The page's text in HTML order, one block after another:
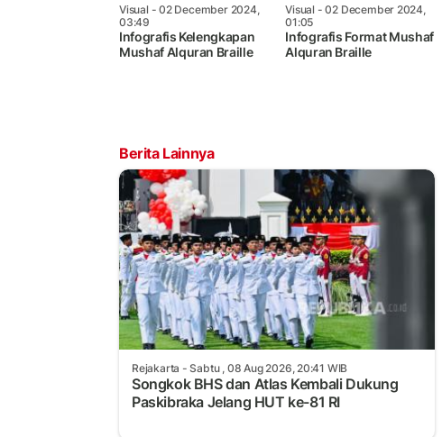
Visual - 02 December 2024,
03:49
Infografis Kelengkapan
Mushaf Alquran Braille
Visual - 02 December 2024,
01:05
Infografis Format Mushaf
Alquran Braille
Berita Lainnya
Rejakarta - Sabtu , 08 Aug 2026, 20:41 WIB
Songkok BHS dan Atlas Kembali Dukung
Paskibraka Jelang HUT ke-81 RI